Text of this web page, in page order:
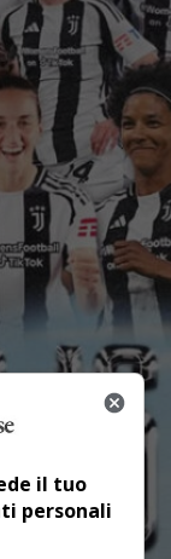
il tuo
personali